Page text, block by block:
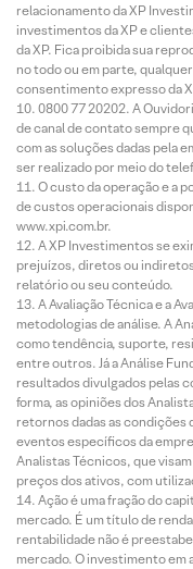
relacionamento da XP
investimentos da XP e
da XP. Fica proibida sua
no todo ou em parte,
consentimento expresso da
0800 77 20202. A
de canal de contato sempre
com as soluções dadas pela
ser realizado por meio do
O custo da operação e a
de custos operacionais
www.xpi.com.br.
A XP Investimentos se
prejuízos, diretos ou
relatório ou seu conteúdo.
A Avaliação Técnica e a
metodologias de análise. A
como tendência, suporte,
entre outros. Já a Análise
resultados divulgados pelas
forma, as opiniões dos
retornos dadas as condições
eventos específicos da
Analistas Técnicos, que
preços dos ativos, com
Ação é uma fração do
mercado. É um título de
rentabilidade não é
mercado. O investimento em